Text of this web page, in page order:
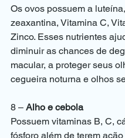
Os ovos possuem a luteína,
zeaxantina, Vitamina C,
Zinco. Esses nutrientes
diminuir as chances de
macular, a proteger seus
cegueira noturna e olhos
8 – Alho e cebola
Possuem vitaminas B, C,
fósforo além de terem